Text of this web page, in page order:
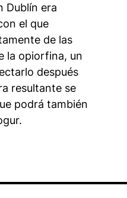
Dublín era
el que
de las
la opiorfina, un
después
resultante se
podrá también